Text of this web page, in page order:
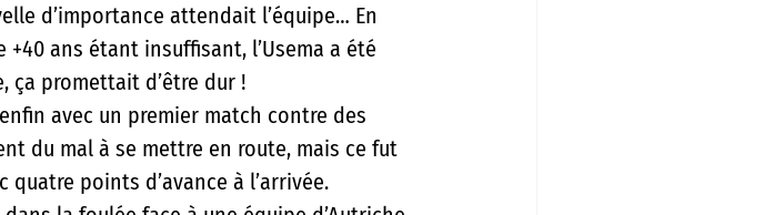
d’importance attendait l’équipe… En
ans étant insuffisant, l’Usema a été
ça promettait d’être dur !
avec un premier match contre des
du mal à se mettre en route, mais ce fut
points d’avance à l’arrivée.